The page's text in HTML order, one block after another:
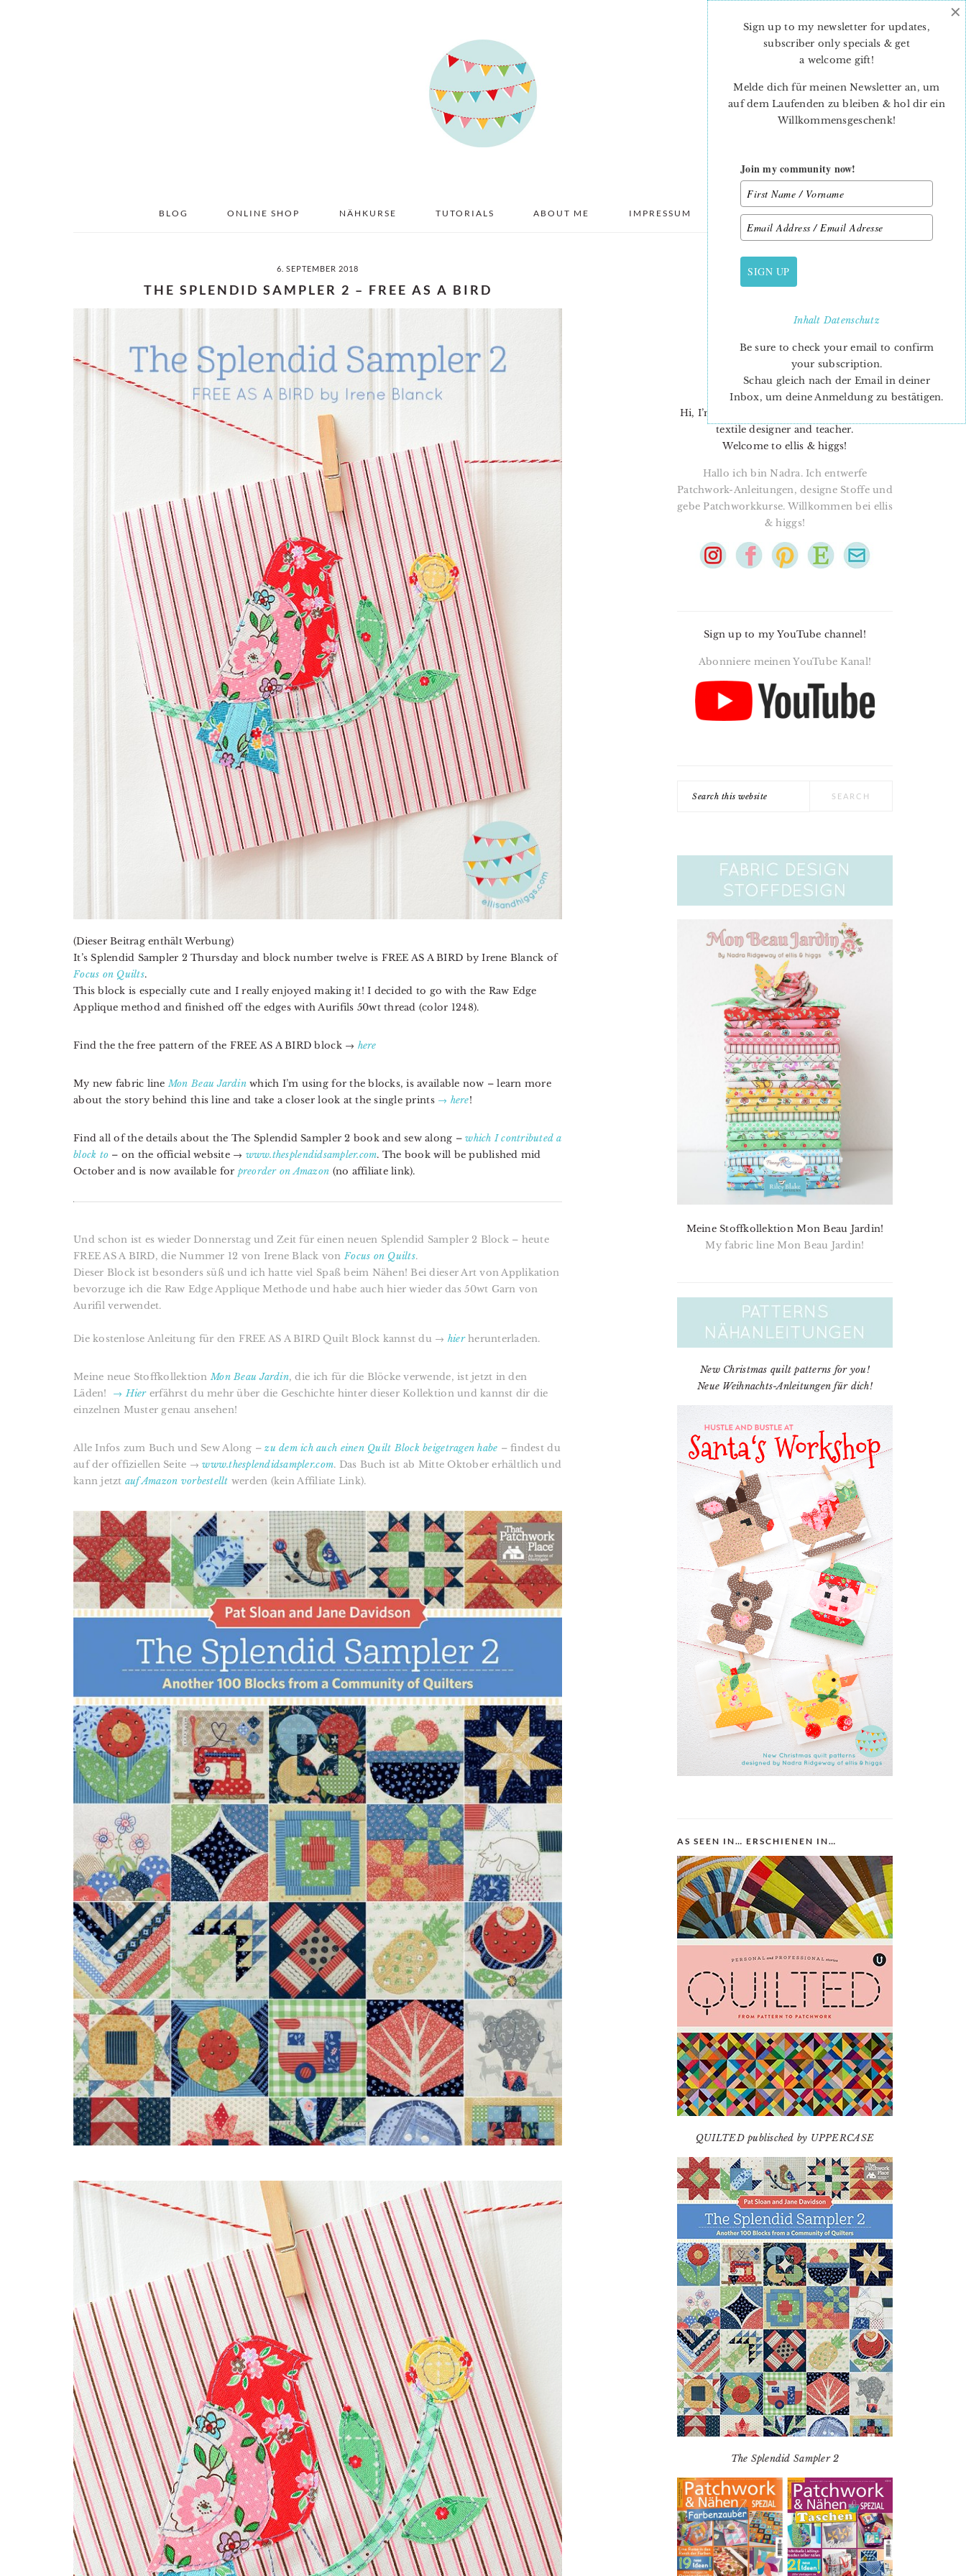
BLOG ONLINE SHOP NÄHKURSE TUTORIALS ABOUT ME IMPRESSUM DATENSCHUTZ
6. SEPTEMBER 2018
THE SPLENDID SAMPLER 2 – FREE AS A BIRD
(Dieser Beitrag enthält Werbung)
It’s Splendid Sampler 2 Thursday and block number twelve is FREE AS A BIRD by Irene Blanck of
Focus on Quilts.
This block is especially cute and I really enjoyed making it! I decided to go with the Raw Edge
Applique method and finished off the edges with Aurifils 50wt thread (color 1248).
Find the the free pattern of the FREE AS A BIRD block → here
My new fabric lineMon Beau Jardinwhich I’m using for the blocks, is available now – learn more
about the story behind this line and take a closer look at the single prints → here!
Find all of the details about the The Splendid Sampler 2 book and sew along –which I contributed a
block to – on the official website → www.thesplendidsampler.com. The book will be published mid
October and is now available for preorder on Amazon (no affiliate link).
Und schon ist es wieder Donnerstag und Zeit für einen neuen Splendid Sampler 2 Block – heute
FREE AS A BIRD, die Nummer 12 von Irene Black von Focus on Quilts.
Dieser Block ist besonders süß und ich hatte viel Spaß beim Nähen! Bei dieser Art von Applikation
bevorzuge ich die Raw Edge Applique Methode und habe auch hier wieder das 50wt Garn von
Aurifil verwendet.
Die kostenlose Anleitung für den FREE AS A BIRD Quilt Block kannst du → hier herunterladen.
Meine neue Stoffkollektion Mon Beau Jardin, die ich für die Blöcke verwende, ist jetzt in den
Läden!
→ Hier erfährst du mehr über die Geschichte hinter dieser Kollektion und kannst dir die
einzelnen Muster genau ansehen!
Alle Infos zum Buch und Sew Along – zu dem ich auch einen Quilt Block beigetragen habe – findest du
auf der offiziellen Seite → www.thesplendidsampler.com. Das Buch ist ab Mitte Oktober erhältlich und
kann jetzt auf Amazon vorbestellt werden (kein Affiliate Link).
PRIMARY
SIDEBAR
Hi, I’m Nadra. I’m a quilt pattern designer,
textile designer and teacher.
Welcome to ellis & higgs!
Hallo ich bin Nadra. Ich entwerfe
Patchwork-Anleitungen, designe Stoffe und
gebe Patchworkkurse. Willkommen bei ellis
& higgs!
Sign up to my YouTube channel!
Abonniere meinen YouTube Kanal!
Meine Stoffkollektion Mon Beau Jardin!
My fabric line Mon Beau Jardin!
New Christmas quilt patterns for you!
Neue Weihnachts-Anleitungen für dich!
AS SEEN IN… ERSCHIENEN IN…
QUILTED publisched by UPPERCASE
The Splendid Sampler 2
Sign up to my newsletter for updates,
subscriber only specials & get
a welcome gift!
Melde dich für meinen Newsletter an, um
auf dem Laufenden zu bleiben & hol dir ein
Willkommensgeschenk!
Join my community now!
SIGN UP
InhaltDatenschutz
Be sure to check your email to confirm
your subscription.
Schau gleich nach der Email in deiner
Inbox, um deine Anmeldung zu bestätigen.
×